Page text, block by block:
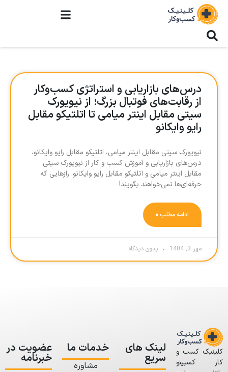
درس‌های بازاریابی و استراتژی کسب‌وکار
از رقابت‌های فوتبال بزرگ؛ از نیویورک
سیتی مقابل اینتر میامی تا اتلتیکو مقابل
رایو وایکانو
نیویورک سیتی مقابل اینتر میامی، اتلتیکو مقابل رایو وایکانو،
درس‌های بازاریابی و آموزش کسب و کار از نیویورک سیتی
مقابل اینتر میامی و اتلتیکو مقابل رایو وایکانو. رازهایی که
حرفه‌ای‌ها نمی‌خواهند بگویند!
ادامه مطلب »
مهر 3, 1404 بدون دیدگاه
کلینیک کسب و
کار کسبینو
لینک های
سریع
خدمات ما
مشاوره
عضویت در
خبرنامه